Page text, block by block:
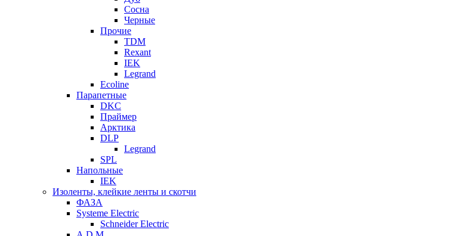
Сосна
Черные
Прочие
TDM
Rexant
IEK
Legrand
Ecoline
Парапетные
DKC
Праймер
Арктика
DLP
Legrand
SPL
Напольные
IEK
Изоленты, клейкие ленты и скотчи
ФАЗА
Systeme Electric
Schneider Electric